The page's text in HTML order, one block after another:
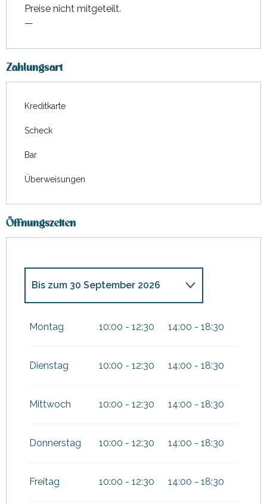
Preise nicht mitgeteilt.
—
Zahlungsart
Kreditkarte
Scheck
Bar
Überweisungen
Öffnungszeiten
März 2026
Bis zum 30 September 2026
Montag 10:00 - 12:30 14:00 - 18:30
Dienstag 10:00 - 12:30 14:00 - 18:30
Mittwoch 10:00 - 12:30 14:00 - 18:30
Donnerstag 10:00 - 12:30 14:00 - 18:30
Freitag 10:00 - 12:30 14:00 - 18:30